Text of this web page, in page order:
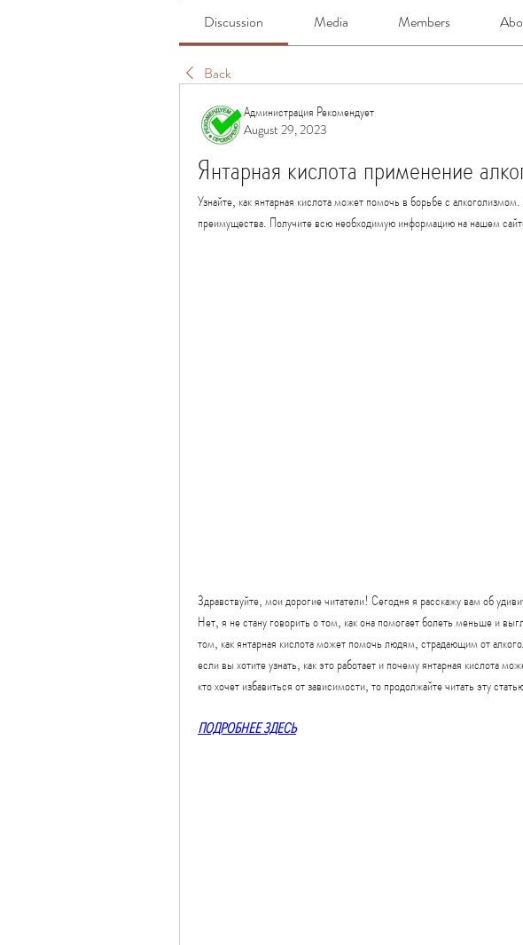
Discussion Media Members
Back
Администрация Рекомендует
August 29, 2023
Янтарная кислота применение
Узнайте, как янтарная кислота может помочь в борьбе с
преимущества. Получите всю необходимую информацию на нашем
Здравствуйте, мои дорогие читатели! Сегодня я расскажу вам об
Нет, я не стану говорить о том, как она помогает болеть меньше и
том, как янтарная кислота может помочь людям, страдающим от
если вы хотите узнать, как это работает и почему янтарная кислота
кто хочет избавиться от зависимости, то продолжайте читать эту
ПОДРОБНЕЕ ЗДЕСЬ